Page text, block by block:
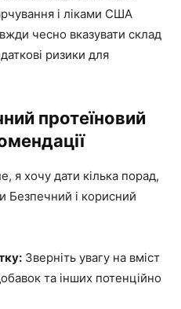
і ліками США
чесно вказувати склад
ризики для
протеїновий
я хочу дати кілька порад,
Безпечний і корисний
Зверніть увагу на вміст
та інших потенційно